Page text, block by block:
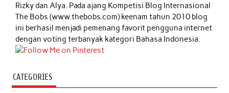
Rizky dan Alya. Pada ajang Kompetisi Blog Internasional
The Bobs (www.thebobs.com) keenam tahun 2010 blog
ini berhasil menjadi pemenang favorit pengguna internet
dengan voting terbanyak kategori Bahasa Indonesia.
CATEGORIES